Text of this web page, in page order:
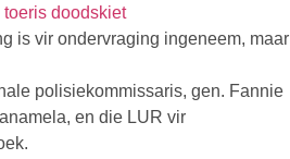
doodskiet
is vir ondervraging ingeneem, maar
polisiekommissaris, gen. Fannie
en die LUR vir